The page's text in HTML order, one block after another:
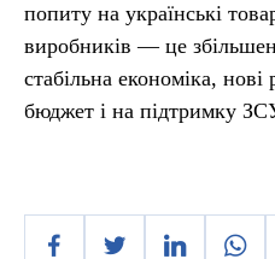
попиту на українські
виробників — це
стабільна економіка, нові
бюджет і на підтримку